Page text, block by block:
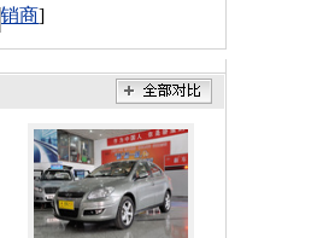
销商]